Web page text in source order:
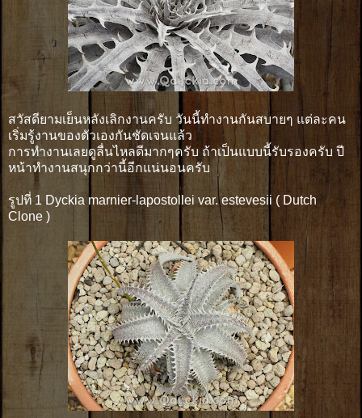
สวัสดียามเย็นหลังเลิกงานครับ วันนี้ทำงานกันสบายๆ แต่ละคน
เริ่มรู้งานของตัวเองกันชัดเจนแล้ว
การทำงานเลยดูลื่นไหลดีมากๆครับ ถ้าเป็นแบบนี้รับรองครับ ปี
หน้าทำงานสนุกกว่านี้อีกแน่นอนครับ
รูปที่ 1 Dyckia marnier-lapostollei var. estevesii ( Dutch
Clone )